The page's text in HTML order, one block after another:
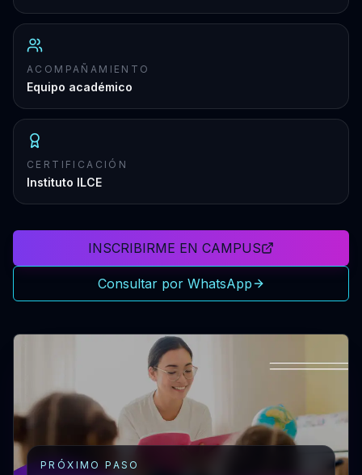
ACOMPAÑAMIENTO
Equipo académico
CERTIFICACIÓN
Instituto ILCE
INSCRIBIRME EN CAMPUS
Consultar por WhatsApp
PRÓXIMO PASO